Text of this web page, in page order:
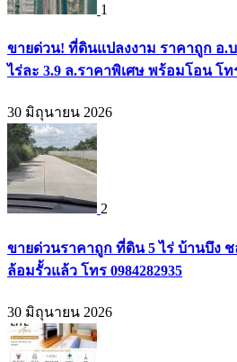
1
ขายด่วน! ที่ดินแปลงงาม ราคาถูก อ.
ไร่ละ 3.9 ล.ราคาพิเศษ พร้อมโอน โทร
30 มิถุนายน 2026
2
ขายด่วนราคาถูก ที่ดิน 5 ไร่ บ้านบึง
ล้อมรั้วแล้ว โทร 0984282935
30 มิถุนายน 2026